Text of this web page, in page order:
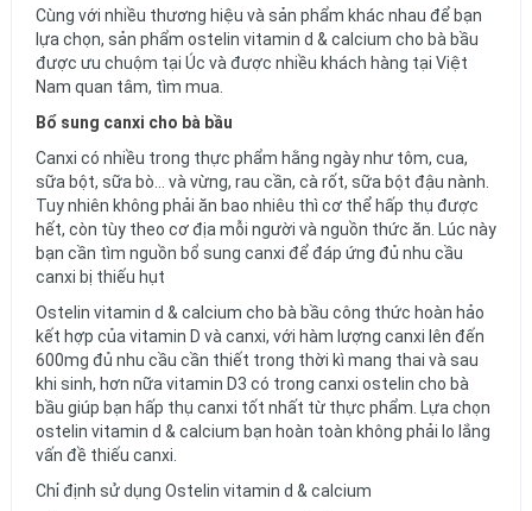
Cùng với nhiều thương hiệu và sản phẩm khác nhau để bạn
lựa chọn, sản phẩm ostelin vitamin d & calcium cho bà bầu
được ưu chuộm tại Úc và được nhiều khách hàng tại Việt
Nam quan tâm, tìm mua.
Bổ sung canxi cho bà bầu
Canxi có nhiều trong thực phẩm hằng ngày như tôm, cua,
sữa bột, sữa bò… và vừng, rau cần, cà rốt, sữa bột đậu nành.
Tuy nhiên không phải ăn bao nhiêu thì cơ thể hấp thụ được
hết, còn tùy theo cơ địa mỗi người và nguồn thức ăn. Lúc này
bạn cần tìm nguồn bổ sung canxi để đáp ứng đủ nhu cầu
canxi bị thiếu hụt
Ostelin vitamin d & calcium cho bà bầu công thức hoàn hảo
kết hợp của vitamin D và canxi, với hàm lượng canxi lên đến
600mg đủ nhu cầu cần thiết trong thời kì mang thai và sau
khi sinh, hơn nữa vitamin D3 có trong canxi ostelin cho bà
bầu giúp bạn hấp thụ canxi tốt nhất từ thực phẩm. Lựa chọn
ostelin vitamin d & calcium bạn hoàn toàn không phải lo lắng
vấn đề thiếu canxi.
Chỉ định sử dụng Ostelin vitamin d & calcium